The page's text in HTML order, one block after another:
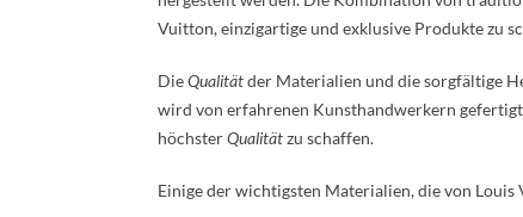
Vuitton, einzigartige und exklusive Produkte zu
DieQualitätder Materialien und die sorgfältige
wird von erfahrenen Kunsthandwerkern
höchsterQualitätzu schaffen.
Einige der wichtigsten Materialien, die von